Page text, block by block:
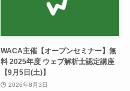
WACA主催【オープンセミナー】無
料 2025年度 ウェブ解析士認定講座
【9月5日(土)】
2026年8月3日